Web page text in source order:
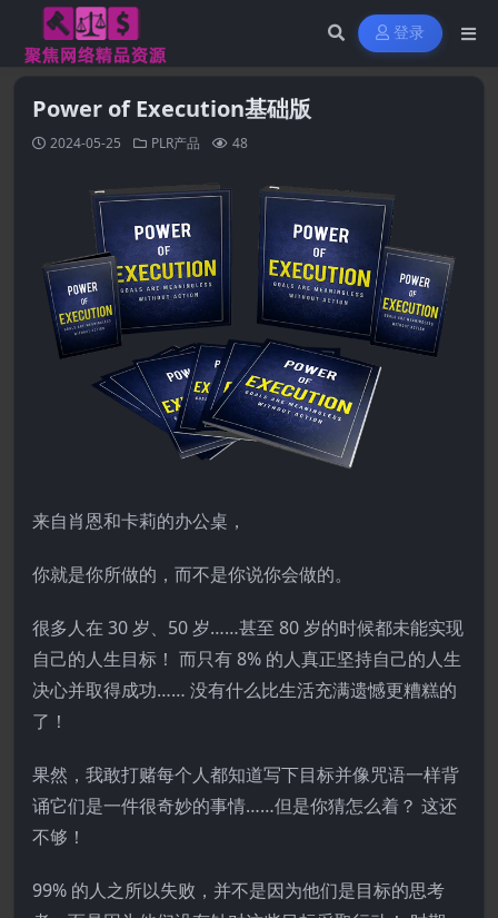
登录
Power of Execution基础版
2024-05-25 PLR产品 48
来自肖恩和卡莉的办公桌，
你就是你所做的，而不是你说你会做的。
很多人在 30 岁、50 岁……甚至 80 岁的时候都未能实现
自己的人生目标！ 而只有 8% 的人真正坚持自己的人生
决心并取得成功…… 没有什么比生活充满遗憾更糟糕的
了！
果然，我敢打赌每个人都知道写下目标并像咒语一样背
诵它们是一件很奇妙的事情……但是你猜怎么着？ 这还
不够！
99% 的人之所以失败，并不是因为他们是目标的思考